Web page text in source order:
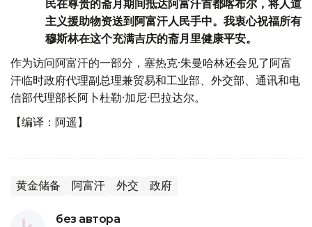
民在尊贵的斋月期间抵达阿富汗首都喀布尔，将人道
主义援助物资送到阿富汗人民手中。我衷心祝福所有
穆斯林在这个充满吉庆的斋月里健康平安。
作为访问阿富汗的一部分，塞热克·朱曼哈林还会见了阿富
汗临时政府代理副总理兼贸易和工业部、外交部、通讯和电
信部代理部长阿卜杜勒·加尼·巴拉达尔。
【编译：阿遥】
黄金储备 阿富汗 外交 政府
без автора